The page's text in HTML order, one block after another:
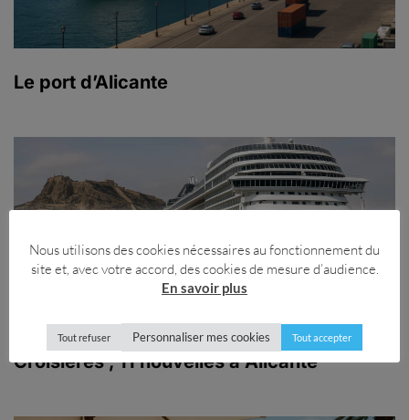
Le port d’Alicante
Croisières , 11 nouvelles à Alicante
Nous utilisons des cookies nécessaires au fonctionnement du
site et, avec votre accord, des cookies de mesure d’audience.
En savoir plus
Tout refuser Personnaliser mes cookies Tout accepter